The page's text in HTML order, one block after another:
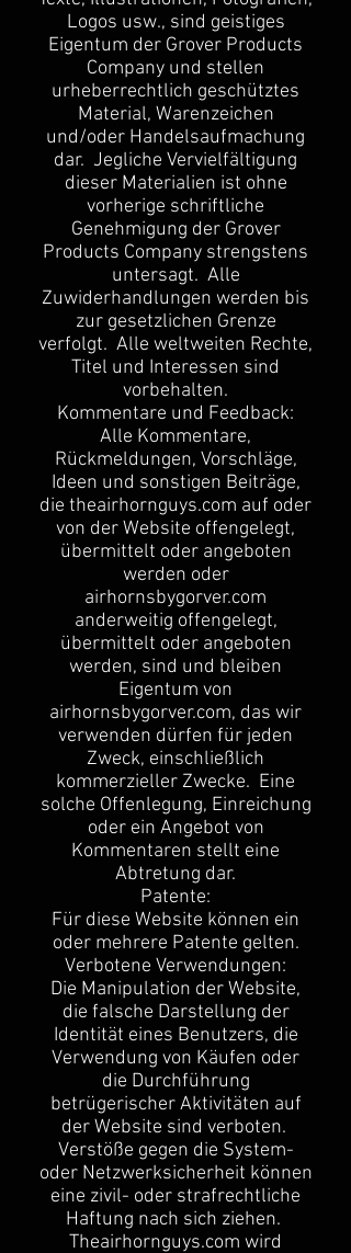
Logos usw., sind geistiges
Eigentum der Grover Products
Company und stellen
urheberrechtlich geschütztes
Material, Warenzeichen
und/oder Handelsaufmachung
dar. Jegliche Vervielfältigung
dieser Materialien ist ohne
vorherige schriftliche
Genehmigung der Grover
Products Company strengstens
untersagt. Alle
Zuwiderhandlungen werden bis
zur gesetzlichen Grenze
verfolgt. Alle weltweiten Rechte,
Titel und Interessen sind
vorbehalten.
Kommentare und Feedback:
Alle Kommentare,
Rückmeldungen, Vorschläge,
Ideen und sonstigen Beiträge,
die theairhornguys.com auf oder
von der Website offengelegt,
übermittelt oder angeboten
werden oder
airhornsbygorver.com
anderweitig offengelegt,
übermittelt oder angeboten
werden, sind und bleiben
Eigentum von
airhornsbygorver.com, das wir
verwenden dürfen für jeden
Zweck, einschließlich
kommerzieller Zwecke. Eine
solche Offenlegung, Einreichung
oder ein Angebot von
Kommentaren stellt eine
Abtretung dar.
Patente:
Für diese Website können ein
oder mehrere Patente gelten.
Verbotene Verwendungen:
Die Manipulation der Website,
die falsche Darstellung der
Identität eines Benutzers, die
Verwendung von Käufen oder
die Durchführung
betrügerischer Aktivitäten auf
der Website sind verboten.
Verstöße gegen die System-
oder Netzwerksicherheit können
eine zivil- oder strafrechtliche
Haftung nach sich ziehen.
Theairhornguys.com wird